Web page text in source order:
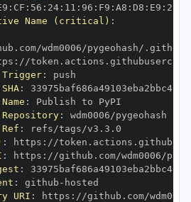
: CF : 56 : 24: 11 : 96 : F9 : A8 : D8 : E9 : 28
Name (critical) :
wdm0006/pygeohash/
:
Trigger:
:
:
:
:
: https :
: https : //github.com/wdm0006/
:
: github -
URI : https :